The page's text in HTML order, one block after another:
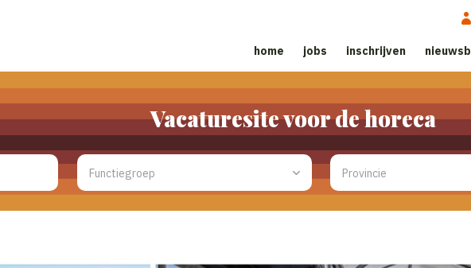
home jobs inschrijven
Vacaturesite voor de horeca